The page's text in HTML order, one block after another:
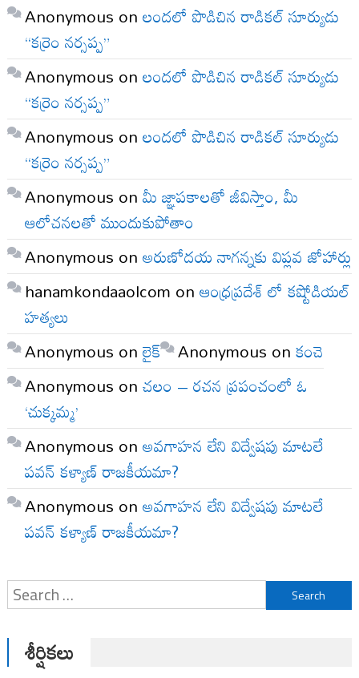
Anonymous onలందలో పొడిచిన రాడికల్ సూర్యుడు
“కర్రెం నర్సప్ప”
Anonymous onలందలో పొడిచిన రాడికల్ సూర్యుడు
“కర్రెం నర్సప్ప”
Anonymous onలందలో పొడిచిన రాడికల్ సూర్యుడు
“కర్రెం నర్సప్ప”
Anonymous onమీ జ్ఞాపకాలతో జీవిస్తాం, మీ
ఆలోచనలతో ముందుకుపోతాం
Anonymous onఅరుణోదయ నాగన్నకు విప్లవ జోహార్లు
hanamkondaaolcom onఆంధ్రప్రదేశ్ లో కష్టోడియల్
హత్యలు
Anonymous onలైక్ Anonymous onకంచె
Anonymous onచలం – రచన ప్రపంచంలో ఓ
‘చుక్కమ్మ’
Anonymous onఅవగాహన లేని విద్వేషపు మాటలే
పవన్ కళ్యాణ్ రాజకీయమా?
Anonymous onఅవగాహన లేని విద్వేషపు మాటలే
పవన్ కళ్యాణ్ రాజకీయమా?
Search
for:
శీర్షికలు